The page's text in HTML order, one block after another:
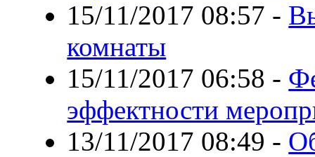
15/11/2017 08:57 -
комнаты
15/11/2017 06:58 -
эффектности
13/11/2017 08:49 -